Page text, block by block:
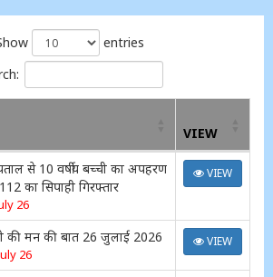
entries
VIEW
से 10 वर्षीय बच्ची का अपहरण
का सिपाही गिरफ्तार
26
VIEW
की मन की बात 26 जुलाई 2026
26
VIEW